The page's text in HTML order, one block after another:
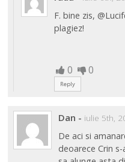
F. bine zis,
plagiez!
0 0
Reply
Dan - iulie 5th,
De aci si
deoarece Crin